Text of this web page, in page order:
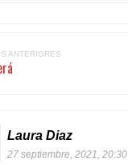
ANTERIORES
Laura Diaz
27 septiembre, 2021, 20:30